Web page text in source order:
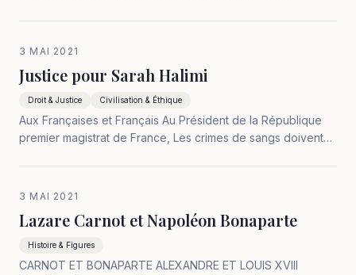
au 14 décembre 1789 ; IV –…
3 MAI 2021
Justice pour Sarah Halimi
Droit & Justice Civilisation & Éthique
Aux Françaises et Français Au Président de la République
premier magistrat de France, Les crimes de sangs doivent
C’est pourquoi…
3 MAI 2021
Lazare Carnot et Napoléon Bonaparte
Histoire & Figures
CARNOT ET BONAPARTE ALEXANDRE ET LOUIS XVIII